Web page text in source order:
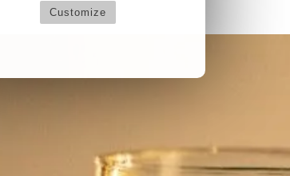
Customize